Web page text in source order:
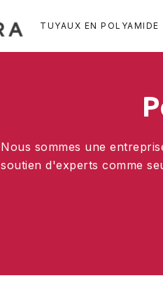
TUYAUX EN POLYAMIDE
Nous sommes une
soutien d'experts comme